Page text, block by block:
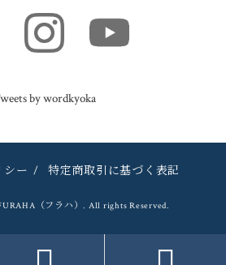
by wordkyoka
シー / 特定商取引に基づく表記
（フラハ）. All rights Reserved.